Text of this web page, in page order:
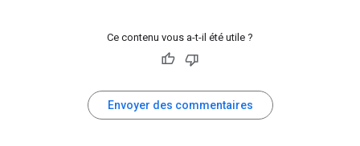
Ce contenu vous a-t-il été utile ?
Envoyer des commentaires